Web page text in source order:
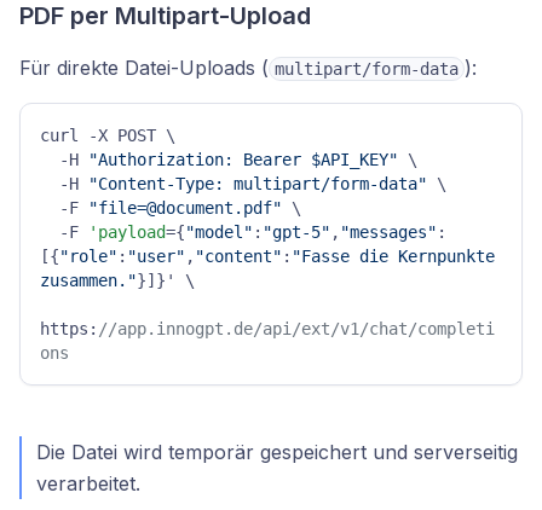
PDF per Multipart-Upload
Für direkte Datei-Uploads ( multipart/form-data ):
curl -X POST \
  -H
"Authorization: Bearer $API_KEY" \
  -H
"Content-Type: multipart/form-data" \
  -F
"file=@document.pdf" \
  -F
'payload={"model" : "gpt-5" , "messages" :
[{"role" : "user" , "content" : "Fasse die Kernpunkte
zusammen."}]}' \
https: //app.innogpt.de/api/ext/v1/chat/completi
ons
Die Datei wird temporär gespeichert und serverseitig
verarbeitet.